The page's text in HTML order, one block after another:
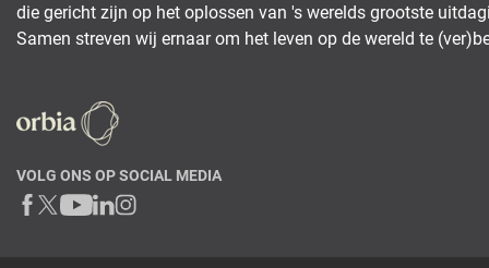
die gericht zijn op het oplossen van 's werelds grootste
Samen streven wij ernaar om het leven op de wereld te
VOLG ONS OP SOCIAL MEDIA